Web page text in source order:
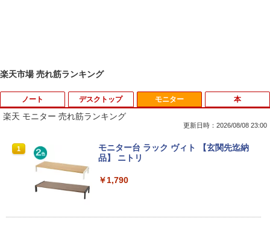
楽天市場 売れ筋ランキング
ノート
1
【★最大100%ポイント】【Windows X
P 搭載】大手メーカー おまかせ ノートパ
128GB/15.6インチ 大画面/DVD/新品 マ
デスクトップ モニター
楽天 モニター 売れ筋ランキング
更新日時：2026/08/08 23:00
1
モニター台 ラック ヴィト 【玄関先迄納
品】 ニトリ
￥1,790
本